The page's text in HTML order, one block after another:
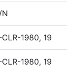
N
CLR-1980, 19
CLR-1980, 19